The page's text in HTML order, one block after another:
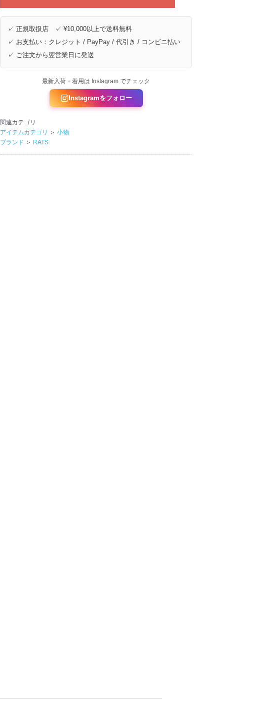
✓ 正規取扱店 ✓ ¥10,000以上で送料無料
✓ お支払い：クレジット / PayPay / 代引き / コンビニ払い
✓ ご注文から翌営業日に発送
最新入荷・着用は Instagram でチェック
Instagramをフォロー
関連カテゴリ
アイテムカテゴリ
＞ 小物
ブランド ＞ RATS